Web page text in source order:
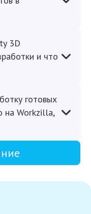
3D
и что
готовых
на Workzilla,